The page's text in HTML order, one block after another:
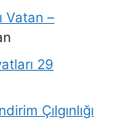
Vatan –
29
Çılgınlığı